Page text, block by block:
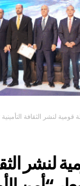
قومية لنشر الثقافة
لنشر